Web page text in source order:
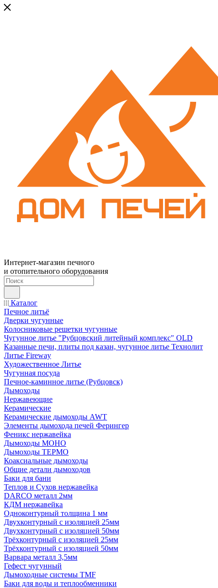
Интернет-магазин печного
и отопительного оборудования
Каталог
Печное литьё
Дверки чугунные
Колосниковые решетки чугунные
Чугунное литье "Рубцовский литейный комплекс" OLD
Казанные печи, плиты под казан, чугунное литье Технолит
Литье Fireway
Художественное Литье
Чугунная посуда
Печное-каминное литье (Рубцовск)
Дымоходы
Нержавеющие
Керамические
Керамические дымоходы AWT
Элементы дымохода печей Ферингер
Феникс нержавейка
Дымоходы МОНО
Дымоходы ТЕРМО
Коаксиальные дымоходы
Общие детали дымоходов
Баки для бани
Теплов и Сухов нержавейка
DARCO металл 2мм
КДМ нержавейка
Одноконтурный толщина 1 мм
Двухконтурный с изоляцией 25мм
Двухконтурный с изоляцией 50мм
Трёхконтурный с изоляцией 25мм
Трёхконтурный с изоляцией 50мм
Варвара металл 3,5мм
Гефест чугунный
Дымоходные системы TMF
Баки для воды и теплообменники